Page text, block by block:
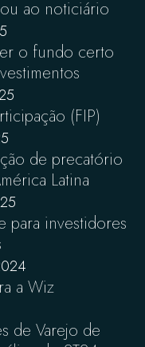
ao noticiário
o fundo certo
(FIP)
de precatório
Latina
para investidores
a Wiz
de Varejo de